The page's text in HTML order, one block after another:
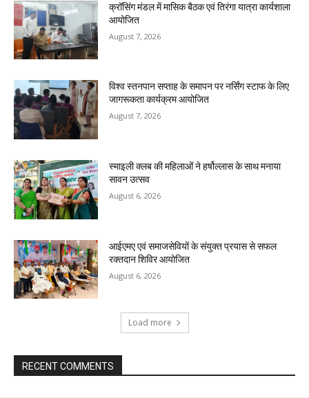
क्रॉसिंग मंडल में मासिक बैठक एवं तिरंगा यात्रा कार्यशाला
आयोजित
August 7, 2026
विश्व स्तनपान सप्ताह के समापन पर नर्सिंग स्टाफ के लिए
जागरूकता कार्यक्रम आयोजित
August 7, 2026
स्माइली क्लब की महिलाओं ने हर्षोल्लास के साथ मनाया
सावन उत्सव
August 6, 2026
आईएमए एवं समाजसेवियों के संयुक्त प्रयास से सफल
रक्तदान शिविर आयोजित
August 6, 2026
Load more
RECENT COMMENTS